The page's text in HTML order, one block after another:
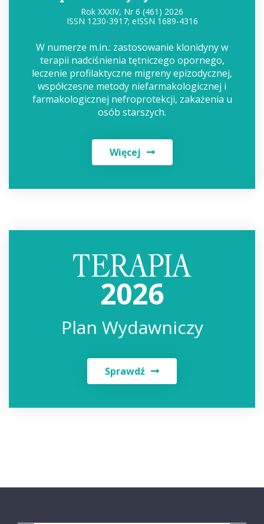
Rok XXXIV, Nr 6 (461) 2026
ISSN 1230-3917; eISSN 1689-4316
W numerze m.in.: zastosowanie klonidyny w
terapii nadciśnienia tętniczego opornego,
leczenie profilaktyczne migreny epizodycznej,
współczesne metody niefarmakologicznej i
farmakologicznej nefroprotekcji, zakażenia u
osób starszych.
Więcej
2026
Plan Wydawniczy
Sprawdź